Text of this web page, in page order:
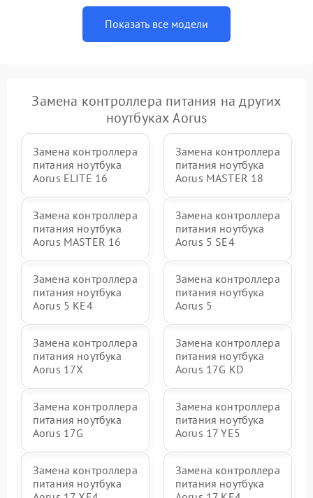
Показать все модели
Замена контроллера питания на других
ноутбуках Aorus
Замена контроллера
питания ноутбука
Aorus ELITE 16
Замена контроллера
питания ноутбука
Aorus MASTER 18
Замена контроллера
питания ноутбука
Aorus MASTER 16
Замена контроллера
питания ноутбука
Aorus 5 SE4
Замена контроллера
питания ноутбука
Aorus 5 KE4
Замена контроллера
питания ноутбука
Aorus 5
Замена контроллера
питания ноутбука
Aorus 17X
Замена контроллера
питания ноутбука
Aorus 17G KD
Замена контроллера
питания ноутбука
Aorus 17G
Замена контроллера
питания ноутбука
Aorus 17 YE5
Замена контроллера
питания ноутбука
Замена контроллера
питания ноутбука